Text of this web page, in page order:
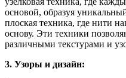
основой, образуя
плоская техника, где нити
основу. Эти техники
различными текстурами и
3. Узоры и дизайн: